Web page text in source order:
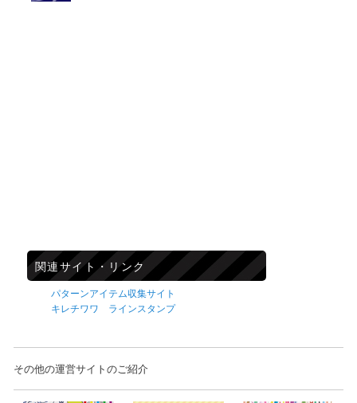
関連サイト・リンク
パターンアイテム収集サイト
キレチワワ ラインスタンプ
その他の運営サイトのご紹介